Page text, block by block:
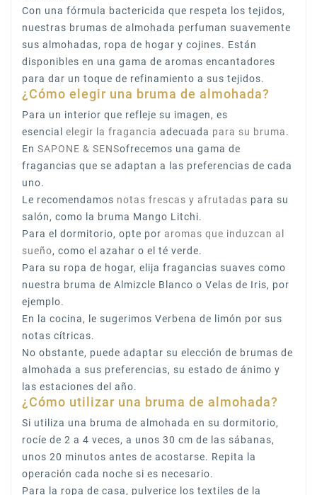
Con una fórmula bactericida que respeta los tejidos,
nuestras brumas de almohada perfuman suavemente
sus almohadas, ropa de hogar y cojines. Están
disponibles en una gama de aromas encantadores
para dar un toque de refinamiento a sus tejidos.
¿Cómo elegir una bruma de almohada?
Para un interior que refleje su imagen, es
esencial
elegir la fragancia adecuada para su bruma.
En SAPONE & SENSofrecemos una gama de
fragancias que se adaptan a las preferencias de cada
uno.
Le recomendamos notas frescas y afrutadas para su
salón, como la bruma Mango Litchi.
Para el dormitorio, opte por aromas que induzcan al
sueño, como el azahar o el té verde.
Para su ropa de hogar, elija fragancias suaves como
nuestra bruma de Almizcle Blanco o Velas de Iris, por
ejemplo.
En la cocina, le sugerimos Verbena de limón por sus
notas cítricas.
No obstante, puede adaptar su elección de brumas de
almohada a sus preferencias, su estado de ánimo y
las estaciones del año.
¿Cómo utilizar una bruma de almohada?
Si utiliza una bruma de almohada en su dormitorio,
rocíe de 2 a 4 veces, a unos 30 cm de las sábanas,
unos 20 minutos antes de acostarse. Repita la
operación cada noche si es necesario.
Para la ropa de casa, pulverice los textiles de la